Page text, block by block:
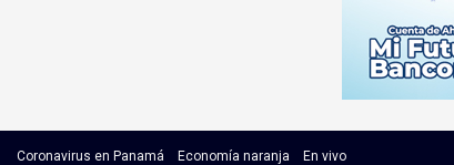
Coronavirus en Panamá Economía naranja En vivo